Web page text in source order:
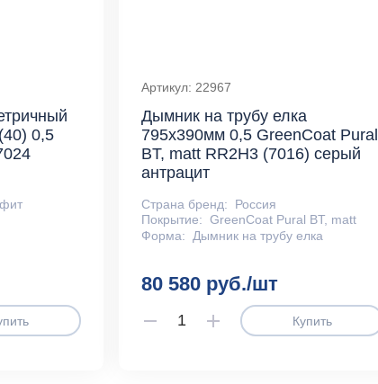
0,5
Артикул: 22967
Дымник на трубу елка
795х390мм 0,5 GreenCoat Pural
BT, matt RR2Н3 (7016) серый
антрацит
Страна бренд:
Россия
Покрытие: GreenCoat Pural BT, matt
Форма:
Дымник на трубу елка
80 580 руб./шт
Купить